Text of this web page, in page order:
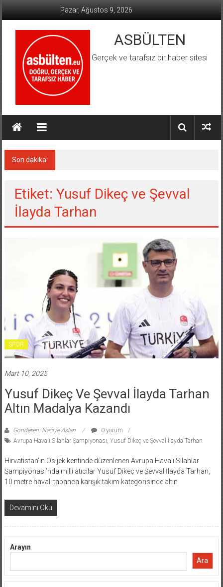
Pazar, Ağustos 9, 2026
ASBÜLTEN
Gerçek ve tarafsız bir haber sitesi
Son dakika:
Etiket: Yusuf Dikeç ve Şevval
İlayda Tarhan
SPOR
Mart 10, 2025
Yusuf Dikeç Ve Şevval İlayda Tarhan
Altın Madalya Kazandı
Gönderen: Naciye Aslan
0 yorum
Avrupa Havalı Silahlar Şampiyonası, Yusuf Dikeç ve Şevval İlayda Tarhan
Hırvatistan’ın Osijek kentinde düzenlenen Avrupa Havalı Silahlar
Şampiyonası’nda milli atıcılar Yusuf Dikeç ve Şevval İlayda Tarhan,
10 metre havalı tabanca karışık takım kategorisinde altın
Devamını Oku
Arayın
Ara